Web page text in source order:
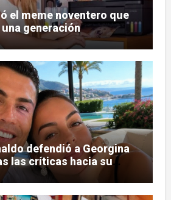
el meme noventero que
generación
defendió a Georgina
las críticas hacia su